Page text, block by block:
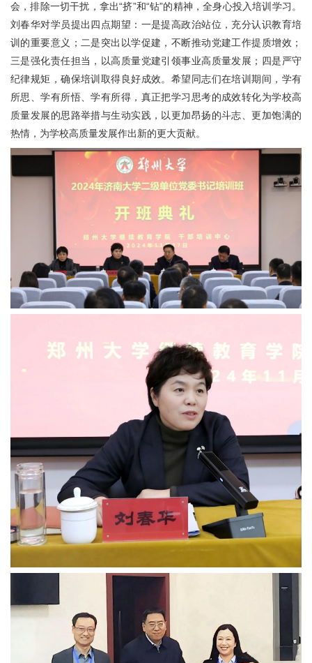
会，排除一切干扰，拿出“挤”和“钻”的精神，全身心投入培训学习。
刘春华对学员提出四点期望：一是提高政治站位，充分认识教育培
训的重要意义；二是突出以学促建，不断推动党建工作提质增效；
三是强化责任担当，以高质量党建引领事业高质量发展；四是严守
纪律规矩，确保培训取得良好成效。希望同志们在培训期间，学有
所思、学有所悟、学有所得，真正把学习思考的成效转化为学校高
质量发展的思路举措与生动实践，以更加昂扬的斗志、更加饱满的
热情，为学校高质量发展作出新的更大贡献。